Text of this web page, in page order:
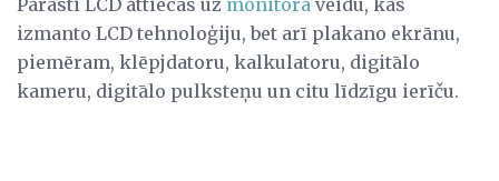
izmanto LCD tehnoloģiju, bet arī plakano ekrānu,
piemēram, klēpjdatoru, kalkulatoru, digitālo
kameru, digitālo pulksteņu un citu līdzīgu ierīču.